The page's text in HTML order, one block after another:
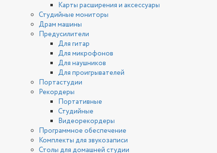
Карты расширения и аксессуары
Студийные мониторы
Драм машины
Предусилители
Для гитар
Для микрофонов
Для наушников
Для проигрывателей
Портастудии
Рекордеры
Портативные
Студийные
Видеорекордеры
Программное обеспечение
Комплекты для звукозаписи
Столы для домашней студии